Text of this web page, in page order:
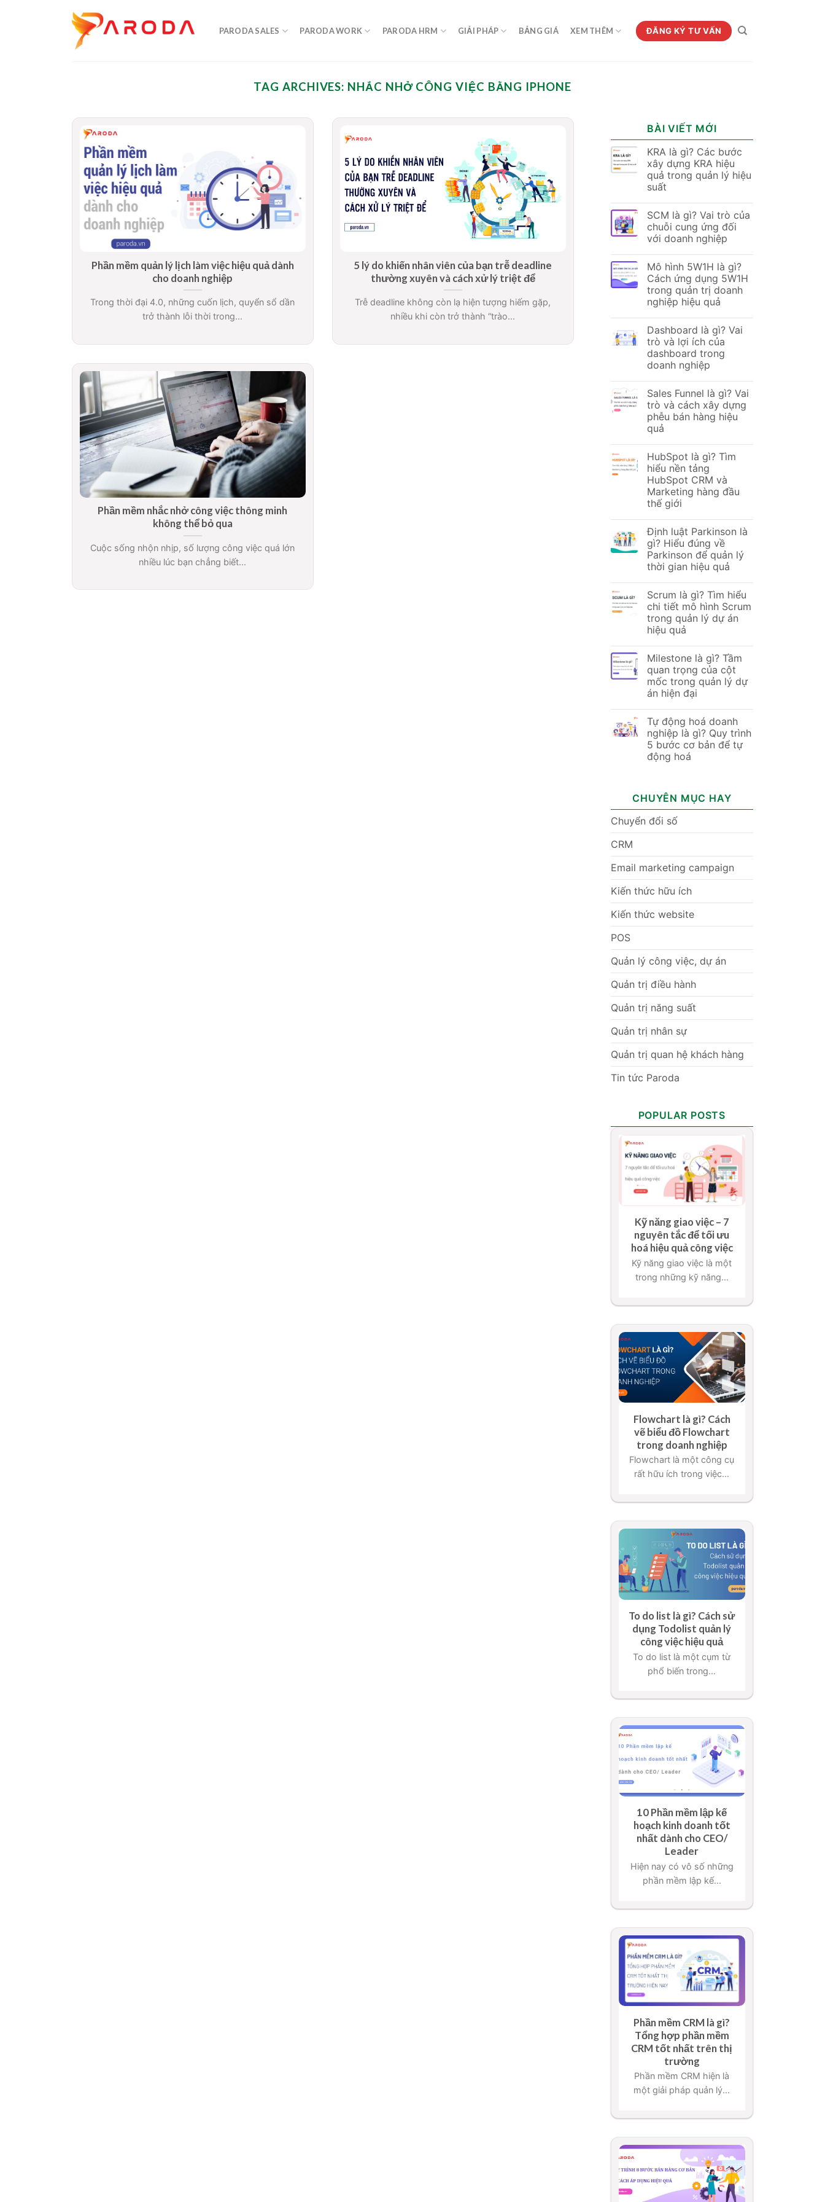
PARODA SALES PARODA WORK PARODA HRM GIẢI PHÁP BẢNG GIÁ XEM THÊM ĐĂNG KÝ TƯ VẤN
TAG ARCHIVES: NHẮC NHỞ CÔNG VIỆC BẰNG IPHONE
Phần mềm quản lý lịch làm việc hiệu quả dành
cho doanh nghiệp
Trong thời đại 4.0, những cuốn lịch, quyển sổ dần
trở thành lỗi thời trong...
5 lý do khiến nhân viên của bạn trễ deadline
thường xuyên và cách xử lý triệt để
Trễ deadline không còn lạ hiện tượng hiếm gặp,
nhiều khi còn trở thành “trào...
Phần mềm nhắc nhở công việc thông minh
không thể bỏ qua
Cuộc sống nhộn nhịp, số lượng công việc quá lớn
nhiều lúc bạn chẳng biết...
BÀI VIẾT MỚI
KRA là gì? Các bước
xây dựng KRA hiệu
quả trong quản lý hiệu
suất
SCM là gì? Vai trò của
chuỗi cung ứng đối
với doanh nghiệp
Mô hình 5W1H là gì?
Cách ứng dụng 5W1H
trong quản trị doanh
nghiệp hiệu quả
Dashboard là gì? Vai
trò và lợi ích của
dashboard trong
doanh nghiệp
Sales Funnel là gì? Vai
trò và cách xây dựng
phễu bán hàng hiệu
quả
HubSpot là gì? Tìm
hiểu nền tảng
HubSpot CRM và
Marketing hàng đầu
thế giới
Định luật Parkinson là
gì? Hiểu đúng về
Parkinson để quản lý
thời gian hiệu quả
Scrum là gì? Tìm hiểu
chi tiết mô hình Scrum
trong quản lý dự án
hiệu quả
Milestone là gì? Tầm
quan trọng của cột
mốc trong quản lý dự
án hiện đại
Tự động hoá doanh
nghiệp là gì? Quy trình
5 bước cơ bản để tự
động hoá
CHUYÊN MỤC HAY
Chuyển đổi số
CRM
Email marketing campaign
Kiến thức hữu ích
Kiến thức website
POS
Quản lý công việc, dự án
Quản trị điều hành
Quản trị năng suất
Quản trị nhân sự
Quản trị quan hệ khách hàng
Tin tức Paroda
POPULAR POSTS
Kỹ năng giao việc – 7
nguyên tắc để tối ưu
hoá hiệu quả công việc
Kỹ năng giao việc là một
trong những kỹ năng...
Flowchart là gì? Cách
vẽ biểu đồ Flowchart
trong doanh nghiệp
Flowchart là một công cụ
rất hữu ích trong việc...
To do list là gì? Cách sử
dụng Todolist quản lý
công việc hiệu quả
To do list là một cụm từ
phổ biến trong...
10 Phần mềm lập kế
hoạch kinh doanh tốt
nhất dành cho CEO/
Leader
Hiện nay có vô số những
phần mềm lập kế...
Phần mềm CRM là gì?
Tổng hợp phần mềm
CRM tốt nhất trên thị
trường
Phần mềm CRM hiện là
một giải pháp quản lý...